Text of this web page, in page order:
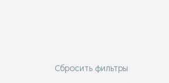
Сбросить фильтры